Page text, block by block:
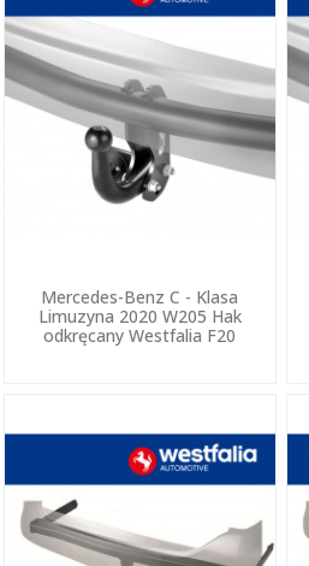
Mercedes-Benz C - Klasa
Limuzyna 2020 W205 Hak
odkręcany Westfalia F20